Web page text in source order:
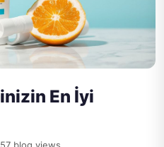
En İyi